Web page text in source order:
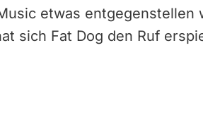
etwas entgegenstellen
sich Fat Dog den Ruf